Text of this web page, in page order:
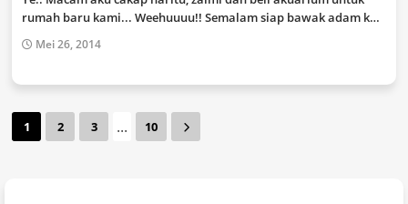
rumah baru kami... Weehuuuu!! Semalam siap bawak adam k…
Mei 26, 2014
1 2 3 ... 10